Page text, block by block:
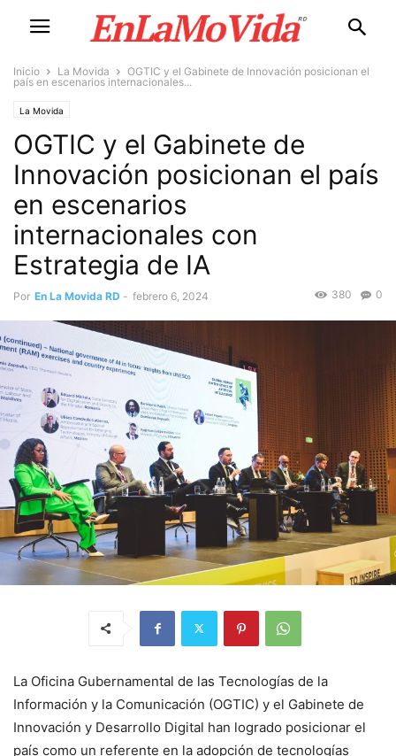
Inicio La Movida
OGTIC y el Gabinete de Innovación posicionan el
país en escenarios internacionales...
La Movida
OGTIC y el Gabinete de
Innovación posicionan el país
en escenarios
internacionales con
Estrategia de IA
Por En La Movida RD - febrero 6, 2024 0
380
La Oficina Gubernamental de las Tecnologías de la
Información y la Comunicación (OGTIC) y el Gabinete de
Innovación y Desarrollo Digital han logrado posicionar el
país como un referente en la adopción de tecnologías